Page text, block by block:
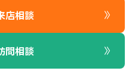
店相談
問相談